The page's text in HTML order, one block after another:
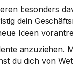
besonders
dein
Ideen
anzuziehen.
du dich von